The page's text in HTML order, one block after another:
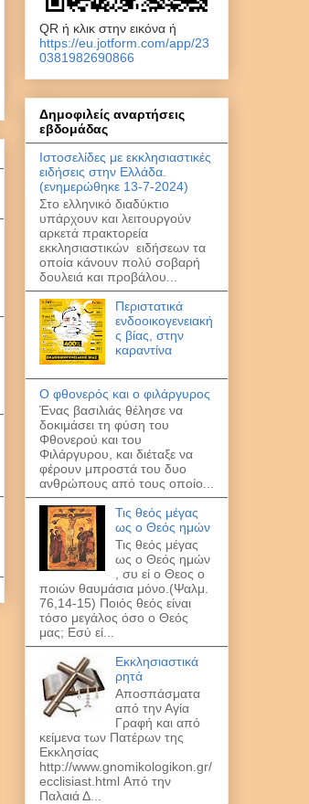
QR ή κλικ στην εικόνα ή
https://eu.jotform.com/app/23
0381982690866
Δημοφιλείς αναρτήσεις
εβδομάδας
Ιστοσελίδες με εκκλησιαστικές
ειδήσεις στην Ελλάδα.
(ενημερώθηκε 13-7-2024)
Στο ελληνικό διαδύκτιο
υπάρχουν και λειτουργούν
αρκετά πρακτορεία
εκκλησιαστικών ειδήσεων τα
οποία κάνουν πολύ σοβαρή
δουλειά και προβάλου...
Περιστατικά
ενδοοικογενειακή
ς βίας, στην
καραντίνα
Ο φθονερός και ο φιλάργυρος
Ένας βασιλιάς θέλησε να
δοκιμάσει τη φύση του
Φθονερού και του
Φιλάργυρου, και διέταξε να
φέρουν μπροστά του δυο
ανθρώπους από τους οποίο...
Τις θεός μέγας
ως ο Θεός ημών
Τις θεός μέγας
ως ο Θεός ημών
, συ εί ο Θεος ο
ποιών θαυμάσια μόνο.(Ψαλμ.
76,14-15) Ποιός θεός είναι
τόσο μεγάλος όσο ο Θεός
μας; Εσύ εί...
Εκκλησιαστικά
ρητά
Αποσπάσματα
από την Αγία
Γραφή και από
κείμενα των Πατέρων της
Εκκλησίας
http://www.gnomikologikon.gr/
ecclisiast.html Από την
Παλαιά Δ...